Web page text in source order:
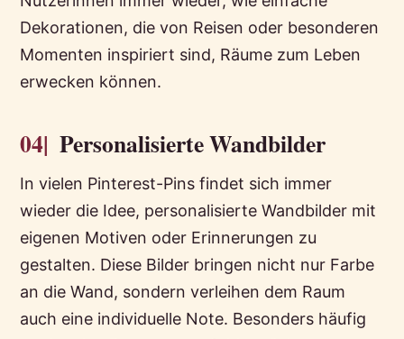
Dekorationen, die von Reisen oder besonderen
Momenten inspiriert sind, Räume zum Leben
erwecken können.
04| Personalisierte Wandbilder
In vielen Pinterest-Pins findet sich immer
wieder die Idee, personalisierte Wandbilder mit
eigenen Motiven oder Erinnerungen zu
gestalten. Diese Bilder bringen nicht nur Farbe
an die Wand, sondern verleihen dem Raum
auch eine individuelle Note. Besonders häufig